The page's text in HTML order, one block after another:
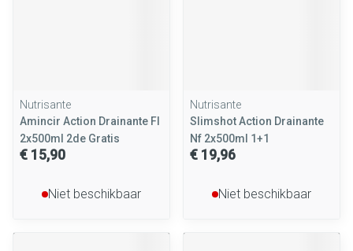
Nutrisante
Amincir Action Drainante Fl
2x500ml 2de Gratis
€ 15,90
Niet beschikbaar
Nutrisante
Slimshot Action Drainante
Nf 2x500ml 1+1
€ 19,96
Niet beschikbaar